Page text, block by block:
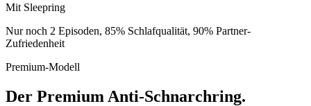
Mit Sleepring
Nur noch 2 Episoden, 85% Schlafqualität, 90% Partner-
Zufriedenheit
Premium-Modell
Der Premium Anti-Schnarchring.